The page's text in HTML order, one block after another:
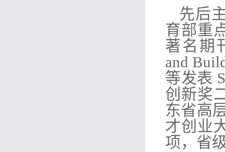
先后
育部重
著名期
and
等发表
创新奖
东省高
才创业
项，省